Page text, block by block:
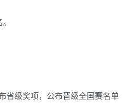
省级奖项，公布晋级全国赛名单